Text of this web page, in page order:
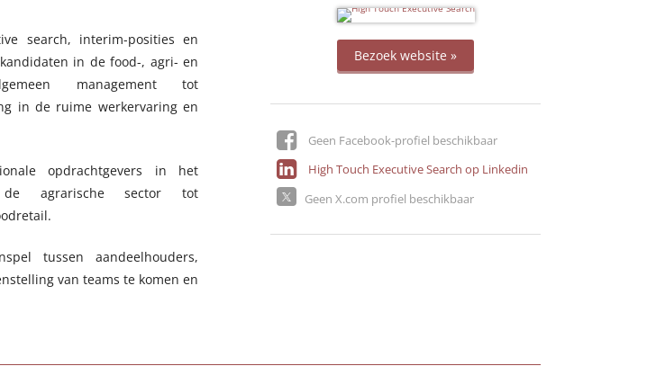
Bezoek website »
Geen Facebook-profiel beschikbaar
High Touch Executive Search op Linkedin
Geen X.com profiel beschikbaar
search, interim-posities en
in de food-, agri- en
management tot
in de ruime werkervaring en
opdrachtgevers in het
de agrarische sector tot
tussen aandeelhouders,
van teams te komen en